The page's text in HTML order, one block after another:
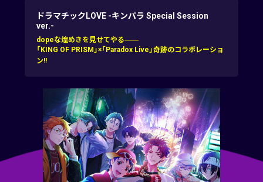
ドラマチックLOVE -キンパラ Special Session
ver.-
dopeな煌めきを見せてやる――
「KING OF PRISM」×「Paradox Live」奇跡のコラボレーショ
ン!!